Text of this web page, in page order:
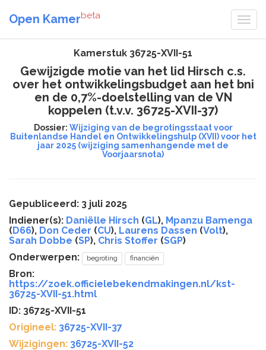
Open Kamerbeta
Kamerstuk 36725-XVII-51
Gewijzigde motie van het lid Hirsch c.s.
over het ontwikkelingsbudget aan het bni
en de 0,7%-doelstelling van de VN
koppelen (t.v.v. 36725-XVII-37)
Dossier: Wijziging van de begrotingsstaat voor
Buitenlandse Handel en Ontwikkelingshulp (XVII) voor het
jaar 2025 (wijziging samenhangende met de
Voorjaarsnota)
Gepubliceerd: 3 juli 2025
Indiener(s): Daniëlle Hirsch (GL), Mpanzu Bamenga
(D66), Don Ceder (CU), Laurens Dassen (Volt),
Sarah Dobbe (SP), Chris Stoffer (SGP)
Onderwerpen:
begroting financiën
Bron:
https://zoek.officielebekendmakingen.nl/kst-
36725-XVII-51.html
ID: 36725-XVII-51
Origineel: 36725-XVII-37
Wijzigingen: 36725-XVII-52